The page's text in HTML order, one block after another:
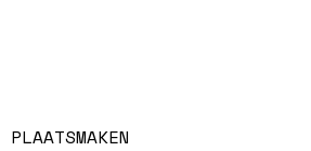
PLAATSMAKEN